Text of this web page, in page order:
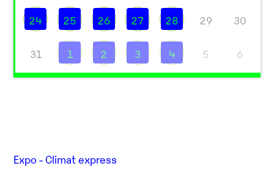
24 25 26 27 28 29 30
31 1 2 3 4 5 6
Expo - Climat express